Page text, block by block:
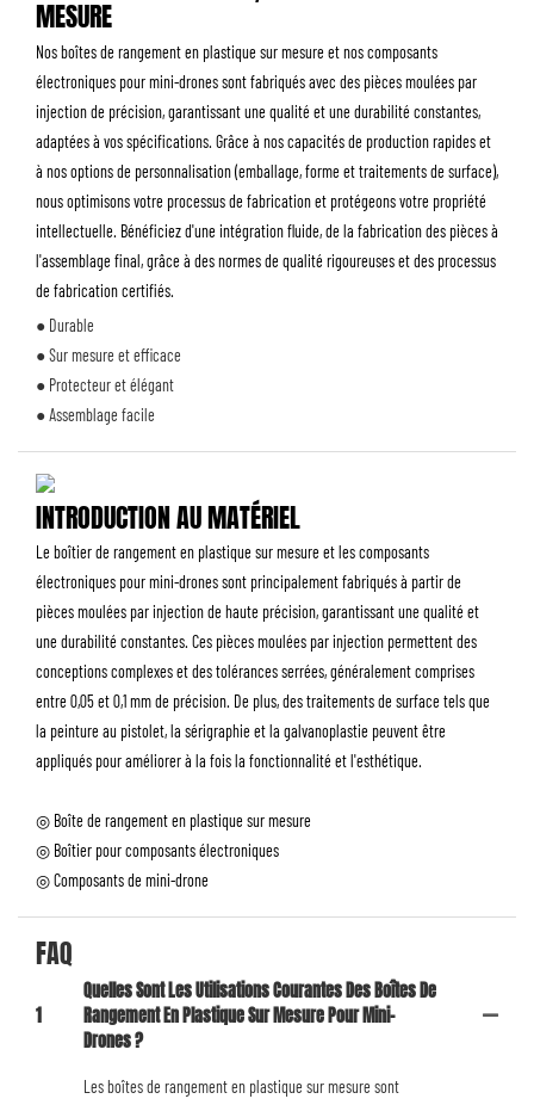
MESURE
Nos boîtes de rangement en plastique sur mesure et nos composants
électroniques pour mini-drones sont fabriqués avec des pièces moulées par
injection de précision, garantissant une qualité et une durabilité constantes,
adaptées à vos spécifications. Grâce à nos capacités de production rapides et
à nos options de personnalisation (emballage, forme et traitements de surface),
nous optimisons votre processus de fabrication et protégeons votre propriété
intellectuelle. Bénéficiez d'une intégration fluide, de la fabrication des pièces à
l'assemblage final, grâce à des normes de qualité rigoureuses et des processus
de fabrication certifiés.
● Durable
● Sur mesure et efficace
● Protecteur et élégant
● Assemblage facile
INTRODUCTION AU MATÉRIEL
Le boîtier de rangement en plastique sur mesure et les composants
électroniques pour mini-drones sont principalement fabriqués à partir de
pièces moulées par injection de haute précision, garantissant une qualité et
une durabilité constantes. Ces pièces moulées par injection permettent des
conceptions complexes et des tolérances serrées, généralement comprises
entre 0,05 et 0,1 mm de précision. De plus, des traitements de surface tels que
la peinture au pistolet, la sérigraphie et la galvanoplastie peuvent être
appliqués pour améliorer à la fois la fonctionnalité et l'esthétique.
◎ Boîte de rangement en plastique sur mesure
◎ Boîtier pour composants électroniques
◎ Composants de mini-drone
FAQ
1
Quelles Sont Les Utilisations Courantes Des Boîtes De
Rangement En Plastique Sur Mesure Pour Mini-
Drones ?
Les boîtes de rangement en plastique sur mesure sont